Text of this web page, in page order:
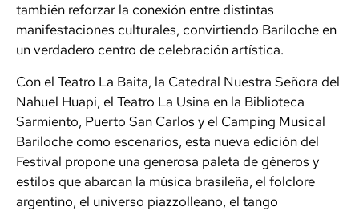
también reforzar la conexión entre distintas
manifestaciones culturales, convirtiendo Bariloche en
un verdadero centro de celebración artística.
Con el Teatro La Baita, la Catedral Nuestra Señora del
Nahuel Huapi, el Teatro La Usina en la Biblioteca
Sarmiento, Puerto San Carlos y el Camping Musical
Bariloche como escenarios, esta nueva edición del
Festival propone una generosa paleta de géneros y
estilos que abarcan la música brasileña, el folclore
argentino, el universo piazzolleano, el tango